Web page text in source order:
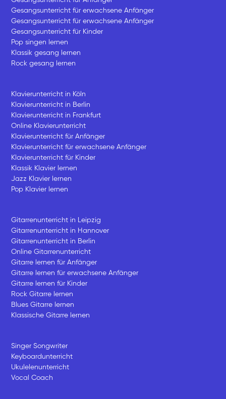
Gesangsunterricht für erwachsene Anfänger
Gesangsunterricht für erwachsene Anfänger
Gesangsunterricht für Kinder
Pop singen lernen
Klassik gesang lernen
Rock gesang lernen
Klavierunterricht in Köln
Klavierunterricht in Berlin
Klavierunterricht in Frankfurt
Online Klavierunterricht
Klavierunterricht für Anfänger
Klavierunterricht für erwachsene Anfänger
Klavierunterricht für Kinder
Klassik Klavier lernen
Jazz Klavier lernen
Pop Klavier lernen
Gitarrenunterricht in Leipzig
Gitarrenunterricht in Hannover
Gitarrenunterricht in Berlin
Online Gitarrenunterricht
Gitarre lernen für Anfänger
Gitarre lernen für erwachsene Anfänger
Gitarre lernen für Kinder
Rock Gitarre lernen
Blues Gitarre lernen
Klassische Gitarre lernen
Singer Songwriter
Keyboardunterricht
Ukulelenunterricht
Vocal Coach